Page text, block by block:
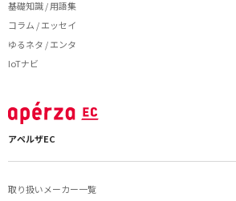
基礎知識 / 用語集
コラム / エッセイ
ゆるネタ / エンタ
IoTナビ
アペルザEC
取り扱いメーカー一覧